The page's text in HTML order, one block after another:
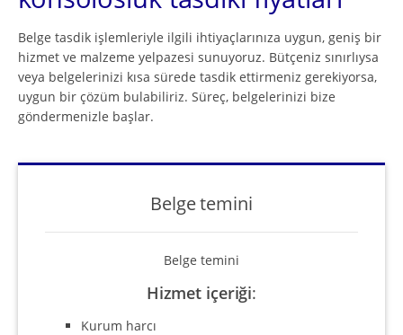
Belge tasdik işlemleriyle ilgili ihtiyaçlarınıza uygun, geniş bir
hizmet ve malzeme yelpazesi sunuyoruz. Bütçeniz sınırlıysa
veya belgelerinizi kısa sürede tasdik ettirmeniz gerekiyorsa,
uygun bir çözüm bulabiliriz. Süreç, belgelerinizi bize
göndermenizle başlar.
Belge temini
Belge temini
Hizmet içeriği:
Kurum harcı